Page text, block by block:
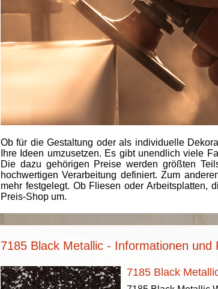
Ob für die Gestaltung oder als individuelle
Ihre Ideen umzusetzen. Es gibt unendlich viele
Die dazu gehörigen Preise werden größten
hochwertigen Verarbeitung definiert. Zum
mehr festgelegt. Ob Fliesen oder Arbeitsplatten,
Preis-Shop um.
7185 Black Metallic - Informationen und
7185 Black